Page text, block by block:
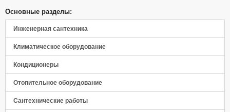
Основные разделы:
Инженерная сантехника
Климатическое оборудование
Кондиционеры
Отопительное оборудование
Сантехнические работы